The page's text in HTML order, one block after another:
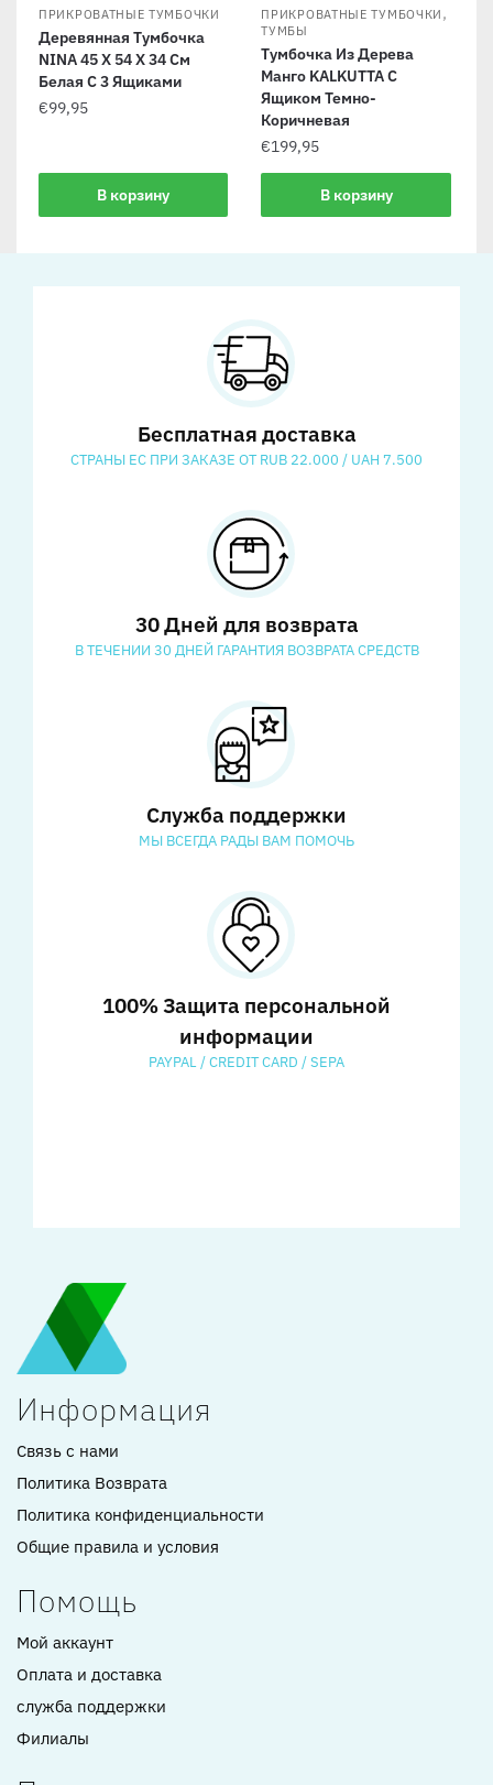
ПРИКРОВАТНЫЕ ТУМБОЧКИ
Деревянная Тумбочка
NINA 45 X 54 X 34 См
Белая С 3 Ящиками
€99,95
В корзину
ПРИКРОВАТНЫЕ ТУМБОЧКИ ,
ТУМБЫ
Тумбочка Из Дерева
Манго KALKUTTA С
Ящиком Темно-
Коричневая
€199,95
В корзину
Бесплатная доставка
СТРАНЫ ЕС ПРИ ЗАКАЗЕ ОТ RUB 22.000 / UAH 7.500
30 Дней для возврата
В ТЕЧЕНИИ 30 ДНЕЙ ГАРАНТИЯ ВОЗВРАТА СРЕДСТВ
Служба поддержки
МЫ ВСЕГДА РАДЫ ВАМ ПОМОЧЬ
100% Защита персональной
информации
PAYPAL / CREDIT CARD / SEPA
Информация
Связь с нами
Политика Возврата
Политика конфиденциальности
Общие правила и условия
Помощь
Мой аккаунт
Оплата и доставка
служба поддержки
Филиалы